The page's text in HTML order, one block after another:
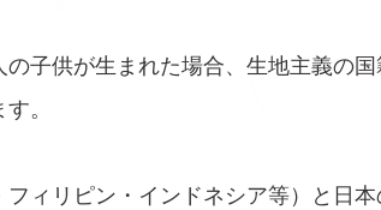
子供が生まれた場合、生地主義の
。
ィリピン・インドネシア等）と日